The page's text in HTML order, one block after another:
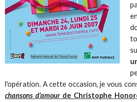
l'opération. A cette occasion, je vous
chansons d'amourde Christophe